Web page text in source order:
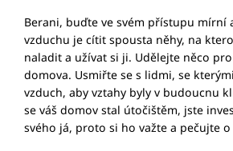
Berani, buďte ve svém přístupu mírní
vzduchu je cítit spousta něhy, na
naladit a užívat si ji. Udělejte něco
domova. Usmiřte se s lidmi, se
vzduch, aby vztahy byly v budoucnu
se váš domov stal útočištěm, jste
svého já, proto si ho važte a pečujte o